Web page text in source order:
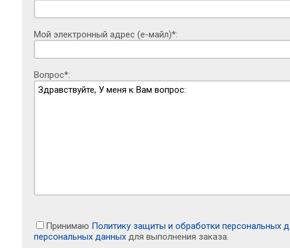
Мой электронный адрес (е-майл)*:
Вопрос*:
Принимаю Политику защиты и обработки персональных
персональных данных для выполнения заказа.